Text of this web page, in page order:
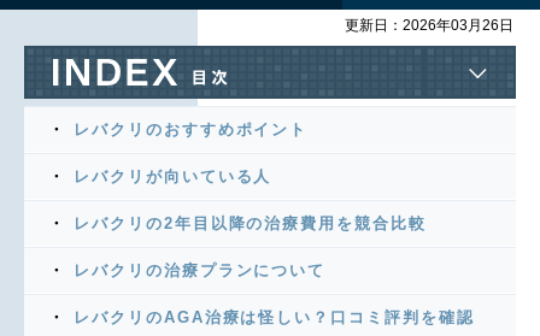
更新日：2026年03月26日
レバクリのおすすめポイント
レバクリが向いている人
レバクリの2年目以降の治療費用を競合比較
レバクリの治療プランについて
レバクリのAGA治療は怪しい？口コミ評判を確認